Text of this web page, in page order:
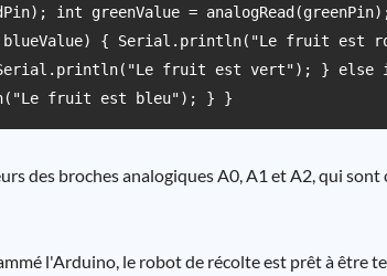
int greenValue =
blueValue) { Serial.println("Le fruit est
fruit est vert"); } else if
fruit est bleu"); } }
des broches analogiques A0, A1 et A2, qui
l'Arduino, le robot de récolte est prêt à être